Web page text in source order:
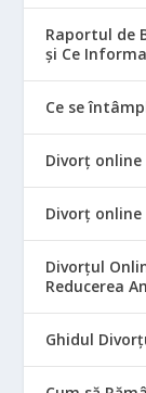
Raportul de
și Ce
Ce se
Divorț online
Divorț online
Divorțul
Reducerea
Ghidul